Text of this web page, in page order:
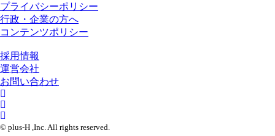
プライバシーポリシー
行政・企業の方へ
コンテンツポリシー
採用情報
運営会社
お問い合わせ
© plus-H ,Inc. All rights reserved.